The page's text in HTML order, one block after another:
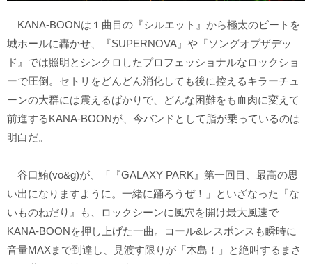
KANA-BOONは１曲目の『シルエット』から極太のビートを
城ホールに轟かせ、『SUPERNOVA』や『ソングオブザデッ
ド』では照明とシンクロしたプロフェッショナルなロックショ
ーで圧倒。セトリをどんどん消化しても後に控えるキラーチュ
ーンの大群には震えるばかりで、どんな困難をも血肉に変えて
前進するKANA-BOONが、今バンドとして脂が乗っているのは
明白だ。
谷口鮪(vo&g)が、「『GALAXY PARK』第一回目、最高の思
い出になりますように。一緒に踊ろうぜ！」といざなった『な
いものねだり』も、ロックシーンに風穴を開け最大風速で
KANA-BOONを押し上げた一曲。コール&レスポンスも瞬時に
音量MAXまで到達し、見渡す限りが「木島！」と絶叫するまさ